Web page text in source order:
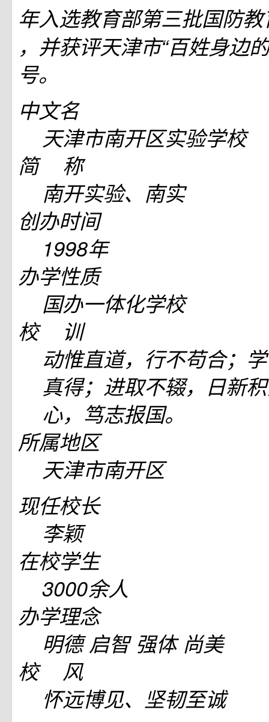
年入选教育部第三批国防
，并获评天津市“百姓身边
号。
中文名
天津市南开区实验学校
简 称
南开实验、南实
创办时间
1998年
办学性质
国办一体化学校
校 训
动惟直道，行不苟合；
真得；进取不辍，日新
心，笃志报国。
所属地区
天津市南开区
现任校长
李颖
在校学生
3000余人
办学理念
明德 启智 强体 尚美
校 风
怀远博见、坚韧至诚